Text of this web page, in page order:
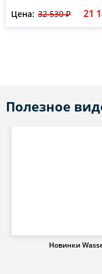
Цена: 32 530 ₽ 21
Полезное
Новинки